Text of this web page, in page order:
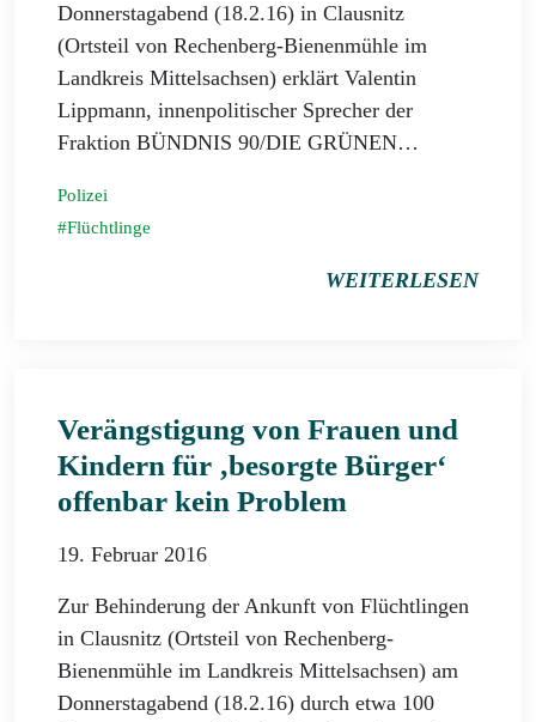
Donnerstagabend (18.2.16) in Clausnitz
(Ortsteil von Rechenberg-Bienenmühle im
Landkreis Mittelsachsen) erklärt Valentin
Lippmann, innenpolitischer Sprecher der
Fraktion BÜNDNIS 90/DIE GRÜNEN…
Polizei
Flüchtlinge
WEITERLESEN
Verängstigung von Frauen und
Kindern für ‚besorgte Bürger‘
offenbar kein Problem
19. Februar 2016
Zur Behinderung der Ankunft von Flüchtlingen
in Clausnitz (Ortsteil von Rechenberg-
Bienenmühle im Landkreis Mittelsachsen) am
Donnerstagabend (18.2.16) durch etwa 100